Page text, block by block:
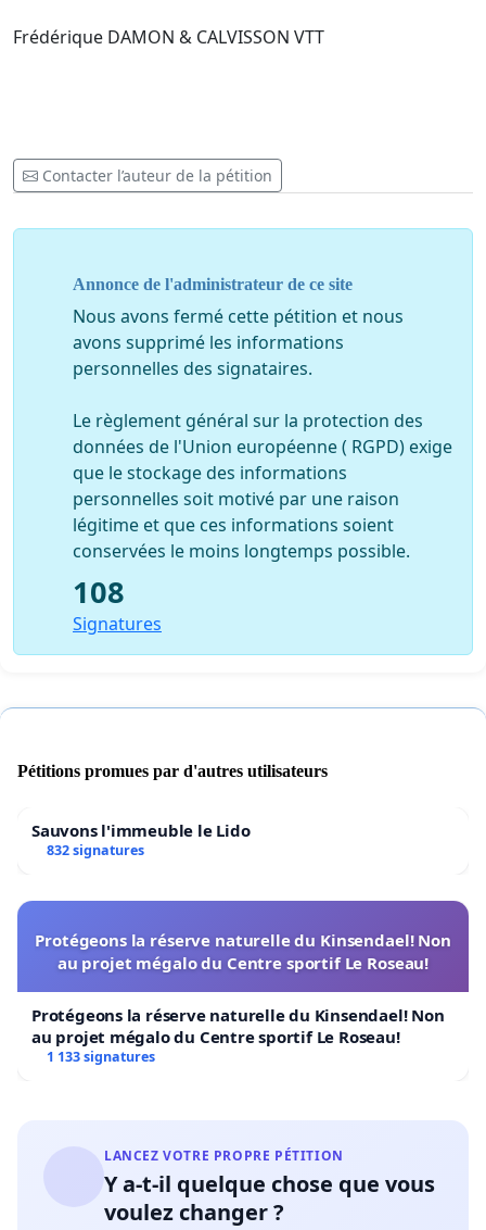
Frédérique DAMON & CALVISSON VTT
Contacter l’auteur de la pétition
Annonce de l'administrateur de ce site
Nous avons fermé cette pétition et nous
avons supprimé les informations
personnelles des signataires.
Le règlement général sur la protection des
données de l'Union européenne ( RGPD) exige
que le stockage des informations
personnelles soit motivé par une raison
légitime et que ces informations soient
conservées le moins longtemps possible.
108
Signatures
Pétitions promues par d'autres utilisateurs
Sauvons l'immeuble le Lido
832 signatures
Protégeons la réserve naturelle du Kinsendael! Non
au projet mégalo du Centre sportif Le Roseau!
Protégeons la réserve naturelle du Kinsendael! Non
au projet mégalo du Centre sportif Le Roseau!
1 133 signatures
LANCEZ VOTRE PROPRE PÉTITION
Y a-t-il quelque chose que vous
voulez changer ?